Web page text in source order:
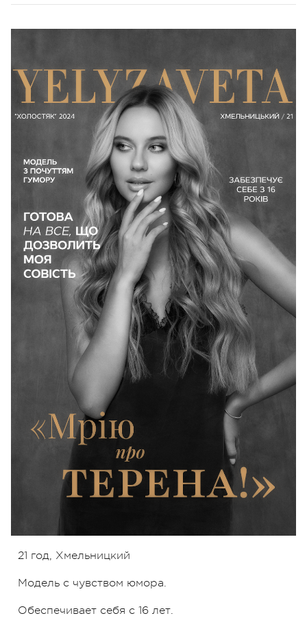
21 год, Хмельницкий
Модель с чувством юмора.
Обеспечивает себя с 16 лет.